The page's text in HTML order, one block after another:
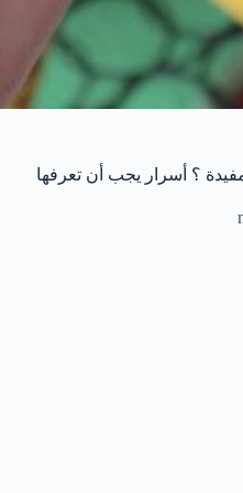
؟ أسرار يجب أن تعرفها